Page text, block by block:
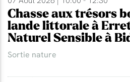
Chasse aux trésors
lande littorale à
Naturel Sensible à
Sortie nature